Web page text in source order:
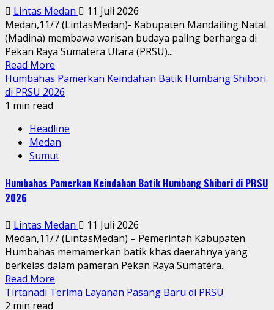
Lintas Medan
11 Juli 2026
Medan,11/7 (LintasMedan)- Kabupaten Mandailing Natal
(Madina) membawa warisan budaya paling berharga di
Pekan Raya Sumatera Utara (PRSU)...
Read More
Humbahas Pamerkan Keindahan Batik Humbang Shibori
di PRSU 2026
1 min read
Headline
Medan
Sumut
Humbahas Pamerkan Keindahan Batik Humbang Shibori di PRSU
2026
Lintas Medan
11 Juli 2026
Medan,11/7 (LintasMedan) – Pemerintah Kabupaten
Humbahas memamerkan batik khas daerahnya yang
berkelas dalam pameran Pekan Raya Sumatera...
Read More
Tirtanadi Terima Layanan Pasang Baru di PRSU
2 min read